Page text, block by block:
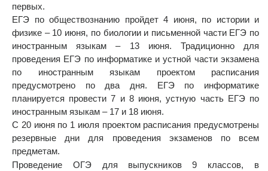
первых.
ЕГЭ по обществознанию пройдет 4 июня, по истории и
физике – 10 июня, по биологии и письменной части ЕГЭ по
иностранным языкам – 13 июня. Традиционно для
проведения ЕГЭ по информатике и устной части экзамена
по иностранным языкам проектом расписания
предусмотрено по два дня. ЕГЭ по информатике
планируется провести 7 и 8 июня, устную часть ЕГЭ по
иностранным языкам – 17 и 18 июня.
С 20 июня по 1 июля проектом расписания предусмотрены
резервные дни для проведения экзаменов по всем
предметам.
Проведение ОГЭ для выпускников 9 классов, в